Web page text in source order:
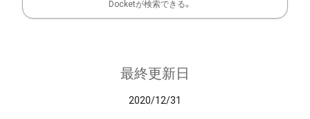
Docketが検索できる。
最終更新日
2020/12/31